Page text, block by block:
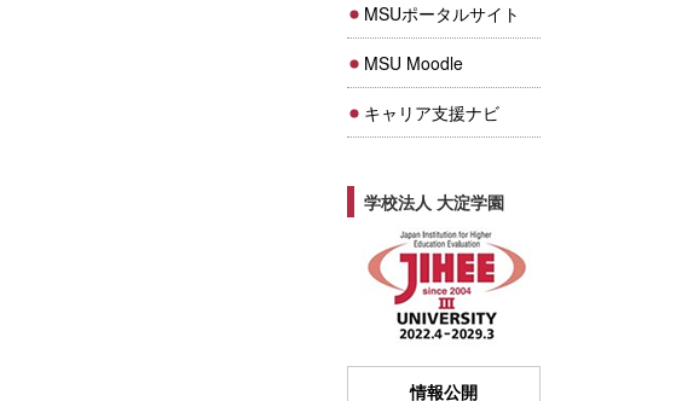
MSUポータルサイト
MSU Moodle
キャリア支援ナビ
学校法人 大淀学園
情報公開